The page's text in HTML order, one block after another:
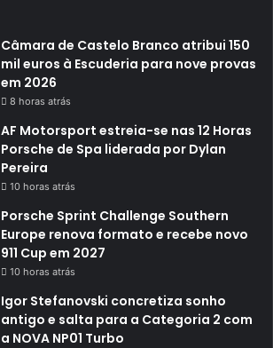
Câmara de Castelo Branco atribui 150
mil euros à Escuderia para nove provas
em 2026
8 horas atrás
AF Motorsport estreia-se nas 12 Horas
Porsche de Spa liderada por Dylan
Pereira
10 horas atrás
Porsche Sprint Challenge Southern
Europe renova formato e recebe novo
911 Cup em 2027
10 horas atrás
Igor Stefanovski concretiza sonho
antigo e salta para a Categoria 2 com
a NOVA NP01 Turbo